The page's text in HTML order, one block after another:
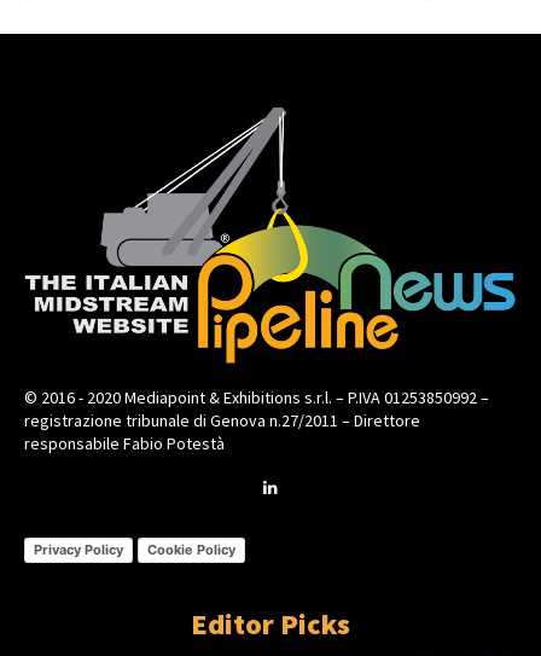
© 2016 - 2020 Mediapoint & Exhibitions s.r.l. – P.IVA 01253850992 –
registrazione tribunale di Genova n.27/2011 – Direttore
responsabile Fabio Potestà
Privacy Policy Cookie Policy
Editor Picks